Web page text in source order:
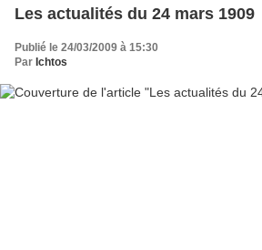
Les actualités du 24 mars 1909
Publié le 24/03/2009 à 15:30
Par Ichtos